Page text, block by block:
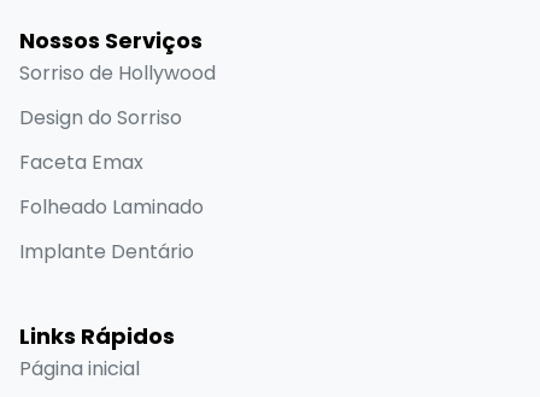
Nossos Serviços
Sorriso de Hollywood
Design do Sorriso
Faceta Emax
Folheado Laminado
Implante Dentário
Links Rápidos
Página inicial